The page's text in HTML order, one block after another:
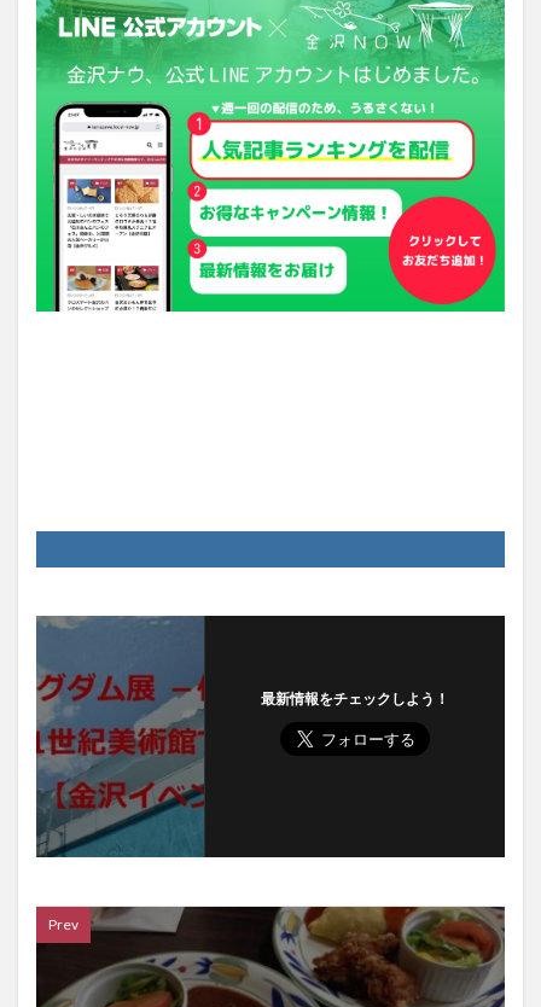
最新情報をチェックしよう！
Prev